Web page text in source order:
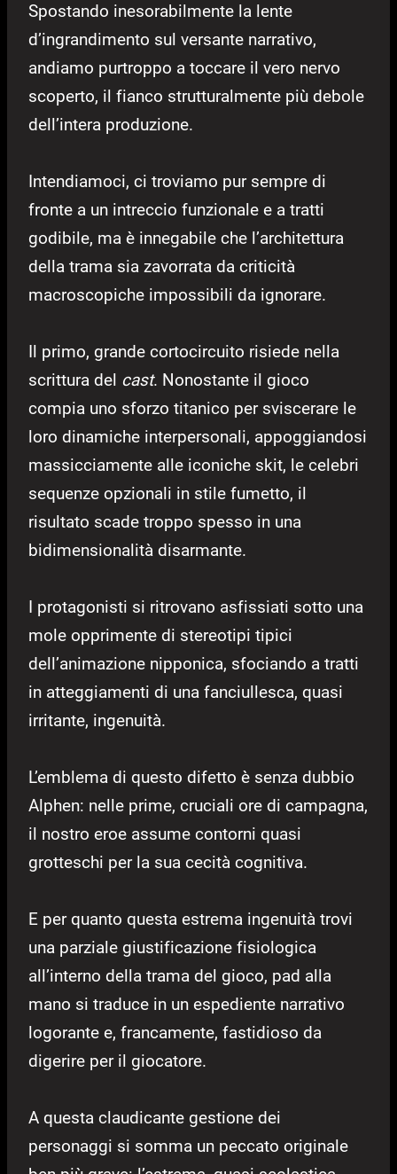
Spostando inesorabilmente la lente
d’ingrandimento sul versante narrativo,
andiamo purtroppo a toccare il vero nervo
scoperto, il fianco strutturalmente più debole
dell’intera produzione.
Intendiamoci, ci troviamo pur sempre di
fronte a un intreccio funzionale e a tratti
godibile, ma è innegabile che l’architettura
della trama sia zavorrata da criticità
macroscopiche impossibili da ignorare.
Il primo, grande cortocircuito risiede nella
scrittura del cast. Nonostante il gioco
compia uno sforzo titanico per sviscerare le
loro dinamiche interpersonali, appoggiandosi
massicciamente alle iconiche skit, le celebri
sequenze opzionali in stile fumetto, il
risultato scade troppo spesso in una
bidimensionalità disarmante.
I protagonisti si ritrovano asfissiati sotto una
mole opprimente di stereotipi tipici
dell’animazione nipponica, sfociando a tratti
in atteggiamenti di una fanciullesca, quasi
irritante, ingenuità.
L’emblema di questo difetto è senza dubbio
Alphen: nelle prime, cruciali ore di campagna,
il nostro eroe assume contorni quasi
grotteschi per la sua cecità cognitiva.
E per quanto questa estrema ingenuità trovi
una parziale giustificazione fisiologica
all’interno della trama del gioco, pad alla
mano si traduce in un espediente narrativo
logorante e, francamente, fastidioso da
digerire per il giocatore.
A questa claudicante gestione dei
personaggi si somma un peccato originale